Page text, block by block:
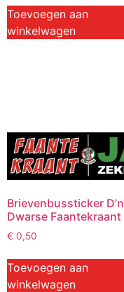
Toevoegen aan
winkelwagen
Brievenbussticker D’n
Dwarse Faantekraant
€ 0,50
Toevoegen aan
winkelwagen